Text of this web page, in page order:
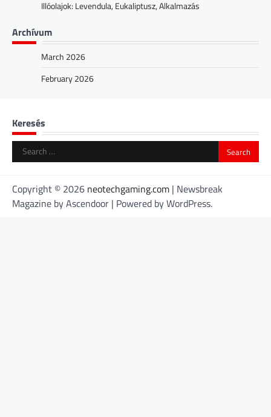
Illóolajok: Levendula, Eukaliptusz, Alkalmazás
Archívum
March 2026
February 2026
Keresés
Search
for:
Copyright © 2026 neotechgaming.com | Newsbreak
Magazine byAscendoor | Powered byWordPress.